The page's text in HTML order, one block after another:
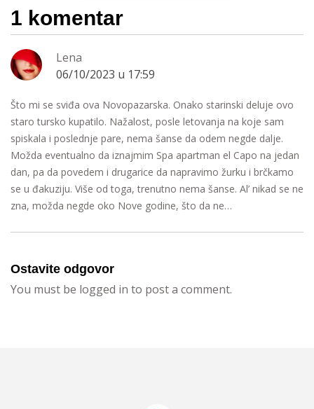
1 komentar
Lena
06/10/2023 u 17:59
Što mi se sviđa ova Novopazarska. Onako starinski deluje ovo
staro tursko kupatilo. Nažalost, posle letovanja na koje sam
spiskala i poslednje pare, nema šanse da odem negde dalje.
Možda eventualno da iznajmim Spa apartman el Capo na jedan
dan, pa da povedem i drugarice da napravimo žurku i brčkamo
se u đakuziju. Više od toga, trenutno nema šanse. Al’ nikad se ne
zna, možda negde oko Nove godine, što da ne…
Ostavite odgovor
You must be logged in to post a comment.